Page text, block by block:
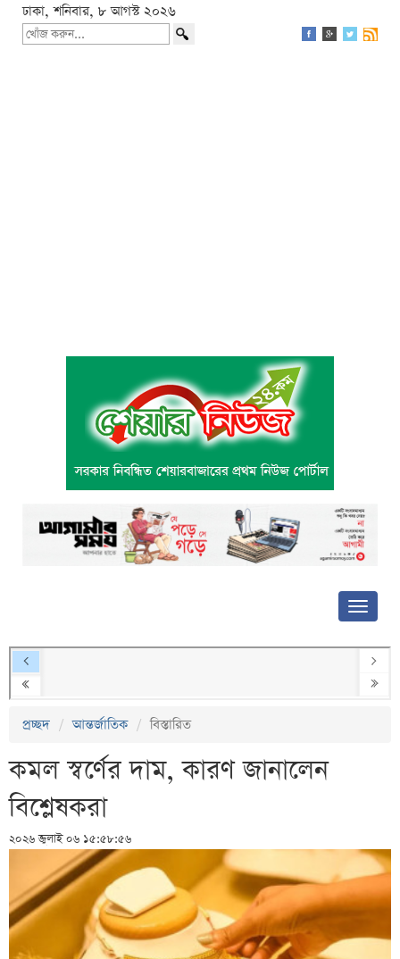
ঢাকা, শনিবার, ৮ আগস্ট ২০২৬
প্রচ্ছদ আন্তর্জাতিক বিস্তারিত
কমল স্বর্ণের দাম, কারণ জানালেন
বিশ্লেষকরা
২০২৬ জুলাই ০৬ ১৫:৫৮:৫৬